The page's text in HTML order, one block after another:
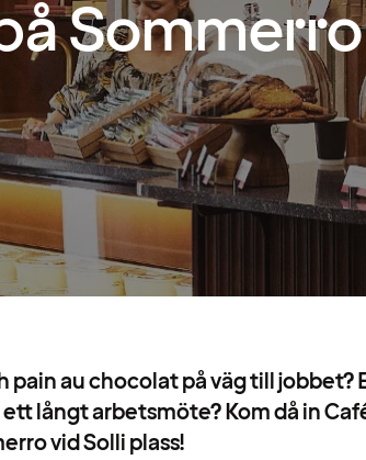
Sommerro
au chocolat på väg till jobbet?
långt arbetsmöte? Kom då in
vid Solli plass!